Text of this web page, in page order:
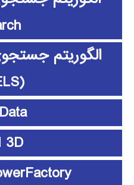
الگوریتم
(GELS)
3D